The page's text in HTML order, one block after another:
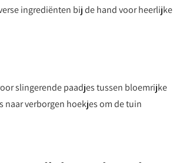
ingrediënten bij de hand voor heerlijke
slingerende paadjes tussen bloemrijke
naar verborgen hoekjes om de tuin